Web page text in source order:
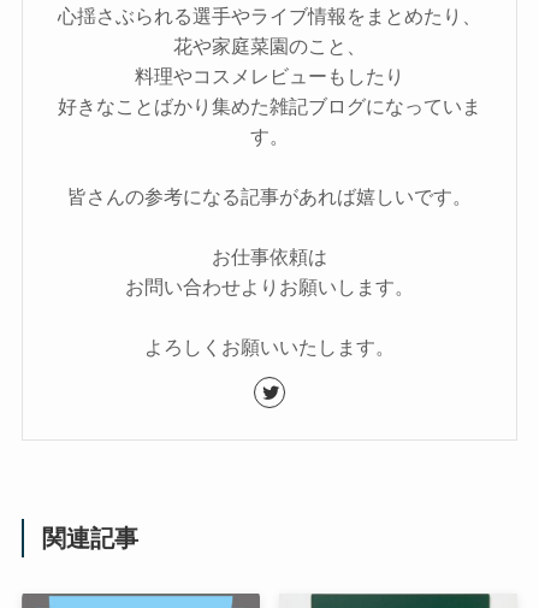
心揺さぶられる選手やライブ情報をまとめたり、
花や家庭菜園のこと、
料理やコスメレビューもしたり
好きなことばかり集めた雑記ブログになっていま
す。
皆さんの参考になる記事があれば嬉しいです。
お仕事依頼は
お問い合わせよりお願いします。
よろしくお願いいたします。
関連記事